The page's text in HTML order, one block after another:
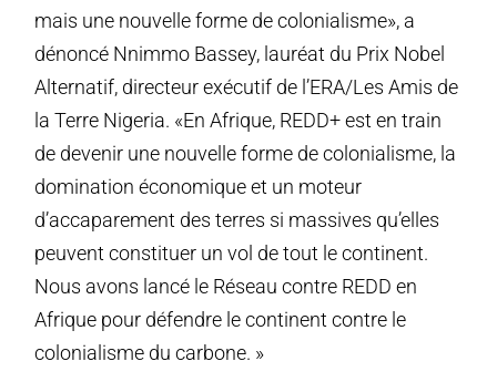
mais une nouvelle forme de colonialisme», a
dénoncé Nnimmo Bassey, lauréat du Prix Nobel
Alternatif, directeur exécutif de l’ERA/Les Amis de
la Terre Nigeria. «En Afrique, REDD+ est en train
de devenir une nouvelle forme de colonialisme, la
domination économique et un moteur
d’accaparement des terres si massives qu’elles
peuvent constituer un vol de tout le continent.
Nous avons lancé le Réseau contre REDD en
Afrique pour défendre le continent contre le
colonialisme du carbone. »